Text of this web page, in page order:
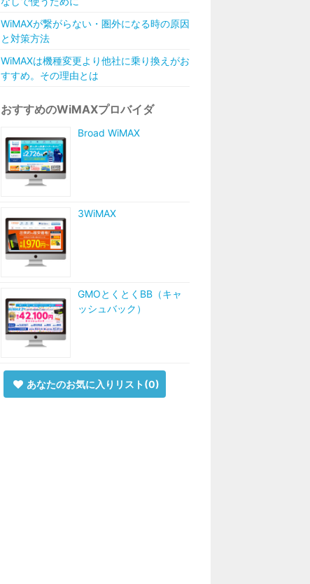
WiMAXが繋がらない・圏外になる時の原因
と対策方法
WiMAXは機種変更より他社に乗り換えがお
すすめ。その理由とは
おすすめのWiMAXプロバイダ
Broad WiMAX
3WiMAX
GMOとくとくBB（キャ
ッシュバック）
あなたのお気に入りリスト(0)